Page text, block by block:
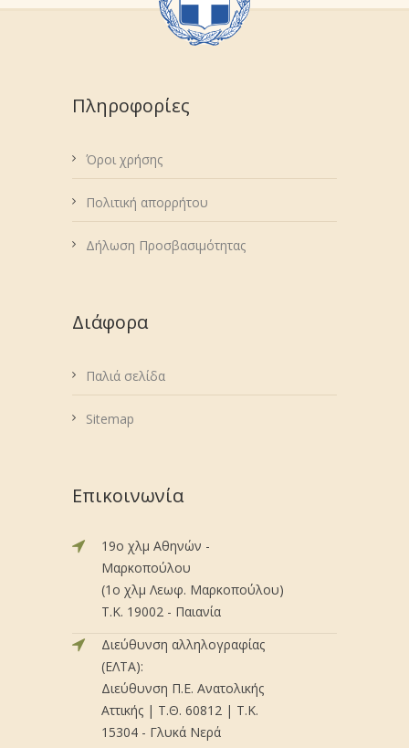
Πληροφορίες
Όροι χρήσης
Πολιτική απορρήτου
Δήλωση Προσβασιμότητας
Διάφορα
Παλιά σελίδα
Sitemap
Επικοινωνία
19ο χλμ Αθηνών -
Μαρκοπούλου
(1ο χλμ Λεωφ. Μαρκοπούλου)
Τ.Κ. 19002 - Παιανία
Διεύθυνση αλληλογραφίας
(ΕΛΤΑ):
Διεύθυνση Π.Ε. Ανατολικής
Αττικής | Τ.Θ. 60812 | Τ.Κ.
15304 - Γλυκά Νερά